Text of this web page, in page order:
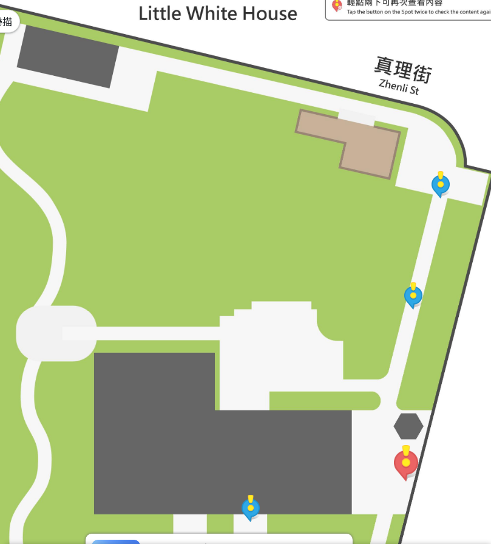
描
チケットブース
小白宮（戶外）
小白宮（戶外）
水管頭
小白宮（戶外）
景観観察プラットフォーム
小白宮（戶外）
元の大門境界石とプルメリア
小白宮（戶外）
龍柏解説カード
小白宮（戶外）
関税展示エリア
小白宮（室內）
正面ホール
小白宮（室內）
建築スタイル展示ホール
小白宮（室內）
チケットブース
滬尾砲台